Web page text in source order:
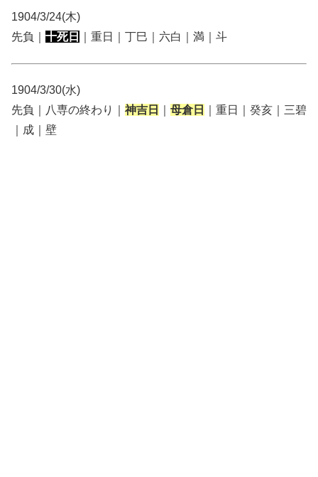
1904/3/24(木)
先負｜ 十死日 ｜重日｜丁巳｜六白｜満｜斗
1904/3/30(水)
先負｜八専の終わり｜ 神吉日 母倉日
｜重日｜癸亥｜三碧
｜成｜壁